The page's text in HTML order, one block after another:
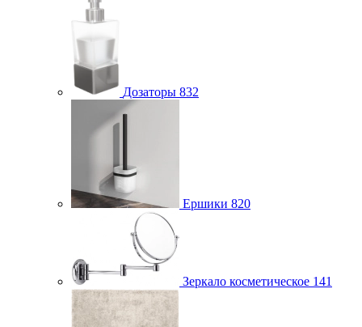
Дозаторы 832
Ершики 820
Зеркало косметическое 141